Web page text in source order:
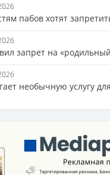
пабов хотят
запрет на
необычную услугу